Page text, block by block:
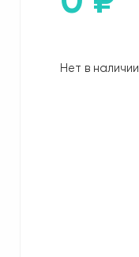
Нет в наличии